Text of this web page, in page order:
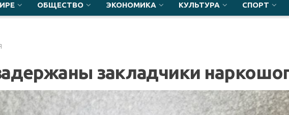
ОБЩЕСТВО ЭКОНОМИКА КУЛЬТУРА СПОРТ
закладчики